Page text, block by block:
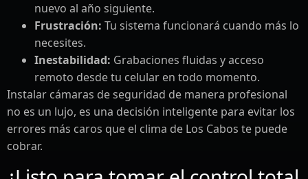
nuevo al año siguiente.
Frustración: Tu sistema funcionará cuando más lo
necesites.
Inestabilidad: Grabaciones fluidas y acceso
remoto desde tu celular en todo momento.
Instalar cámaras de seguridad de manera profesional
no es un lujo, es una decisión inteligente para evitar los
errores más caros que el clima de Los Cabos te puede
cobrar.